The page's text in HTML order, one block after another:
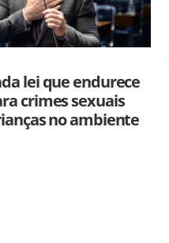
lei que endurece
crimes sexuais
no ambiente